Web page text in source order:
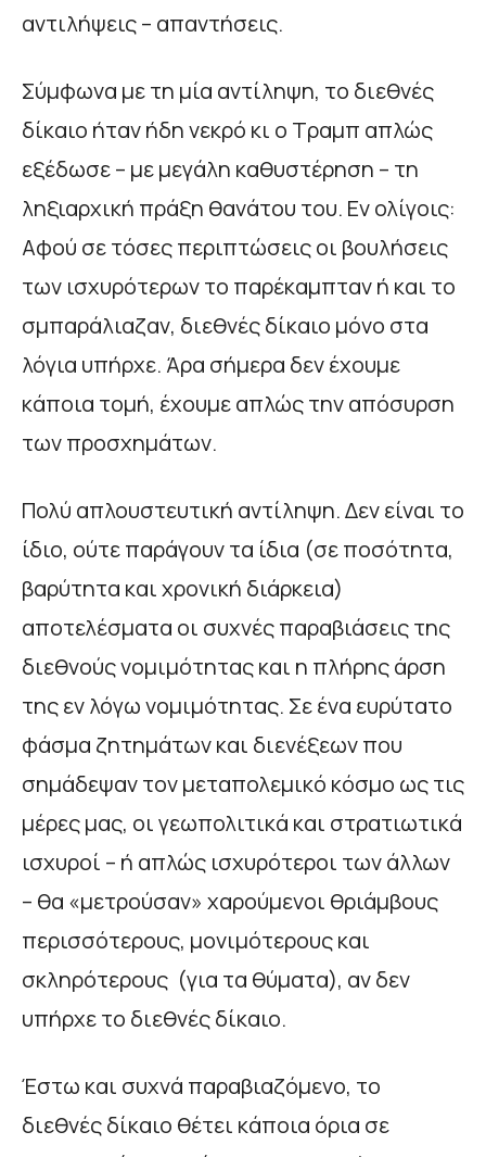
αντιλήψεις – απαντήσεις.
Σύμφωνα με τη μία αντίληψη, το διεθνές
δίκαιο ήταν ήδη νεκρό κι ο Τραμπ απλώς
εξέδωσε – με μεγάλη καθυστέρηση – τη
ληξιαρχική πράξη θανάτου του. Εν ολίγοις:
Αφού σε τόσες περιπτώσεις οι βουλήσεις
των ισχυρότερων το παρέκαμπταν ή και το
σμπαράλιαζαν, διεθνές δίκαιο μόνο στα
λόγια υπήρχε. Άρα σήμερα δεν έχουμε
κάποια τομή, έχουμε απλώς την απόσυρση
των προσχημάτων.
Πολύ απλουστευτική αντίληψη. Δεν είναι το
ίδιο, ούτε παράγουν τα ίδια (σε ποσότητα,
βαρύτητα και χρονική διάρκεια)
αποτελέσματα οι συχνές παραβιάσεις της
διεθνούς νομιμότητας και η πλήρης άρση
της εν λόγω νομιμότητας. Σε ένα ευρύτατο
φάσμα ζητημάτων και διενέξεων που
σημάδεψαν τον μεταπολεμικό κόσμο ως τις
μέρες μας, οι γεωπολιτικά και στρατιωτικά
ισχυροί – ή απλώς ισχυρότεροι των άλλων
– θα «μετρούσαν» χαρούμενοι θριάμβους
περισσότερους, μονιμότερους και
σκληρότερους (για τα θύματα), αν δεν
υπήρχε το διεθνές δίκαιο.
Έστω και συχνά παραβιαζόμενο, το
διεθνές δίκαιο θέτει κάποια όρια σε